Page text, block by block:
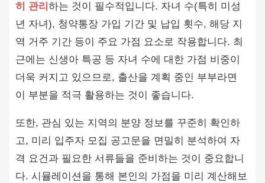
히 관리 하는 것이 필수적입니다. 자녀 수(특히 미성
년 자녀), 청약통장 가입 기간 및 납입 횟수, 해당 지
역 거주 기간 등이 주요 가점 요소로 작용합니다. 최
근에는 신생아 특공 등 자녀 수에 대한 가점 비중이
더욱 커지고 있으므로, 출산을 계획 중인 부부라면
이 부분을 적극 활용하는 것이 좋습니다.
또한, 관심 있는 지역의 분양 정보를 꾸준히 확인하
고, 미리 입주자 모집 공고문을 면밀히 분석하여 자
격 요건과 필요한 서류들을 준비하는 것이 중요합니
다. 시뮬레이션을 통해 본인의 가점을 미리 계산해보